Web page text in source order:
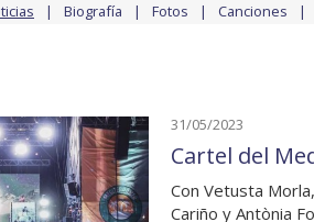
Biografía Fotos Canciones
31/05/2023
Cartel del
Con Vetusta
Cariño y Antònia